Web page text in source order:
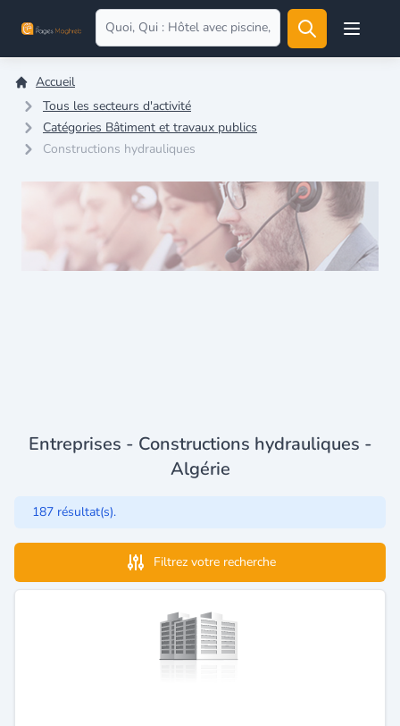
Open
Accueil
Tous les secteurs d'activité
Catégories Bâtiment et travaux publics
Constructions hydrauliques
Entreprises - Constructions hydrauliques -
Algérie
187 résultat(s).
Filtrez votre recherche